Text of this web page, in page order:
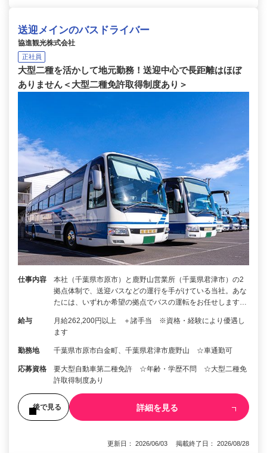
送迎メインのバスドライバー
協進観光株式会社
正社員
大型二種を活かして地元勤務！送迎中心で長距離はほぼ
ありません＜大型二種免許取得制度あり＞
仕事内容
本社（千葉県市原市）と鹿野山営業所（千葉県君津市）の2
拠点体制で、送迎バスなどの運行を手がけている当社。あな
たには、いずれか希望の拠点でバスの運転をお任せします…
給与
月給262,200円以上 ＋諸手当 ※資格・経験により優遇し
ます
勤務地 千葉県市原市白金町、千葉県君津市鹿野山 ☆車通勤可
応募資格
要大型自動車第二種免許 ☆年齢・学歴不問 ☆大型二種免
許取得制度あり
後で見る 詳細を見る
更新日： 2026/06/03 掲載終了日： 2026/08/28